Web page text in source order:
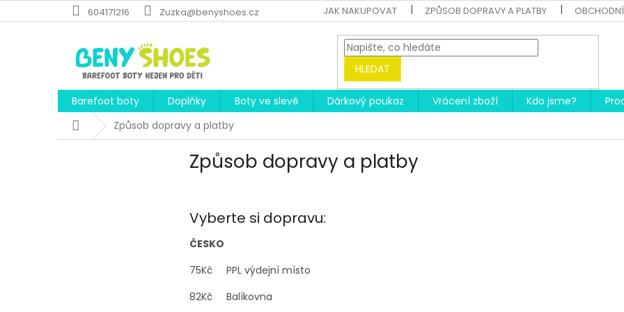
na
604171216 Zuzka@benyshoes.cz JAK NAKUPOVAT ZPŮSOB DOPRAVY A PLATBY OBCHODNÍ
HLEDAT
Barefoot boty Doplňky Boty ve slevě Dárkový poukaz Vrácení zboží Kdo jsme?
DomůZpůsob dopravy a platby
Způsob dopravy a platby
Vyberte si dopravu:
ČESKO
75Kč PPL výdejní místo
82Kč Balíkovna